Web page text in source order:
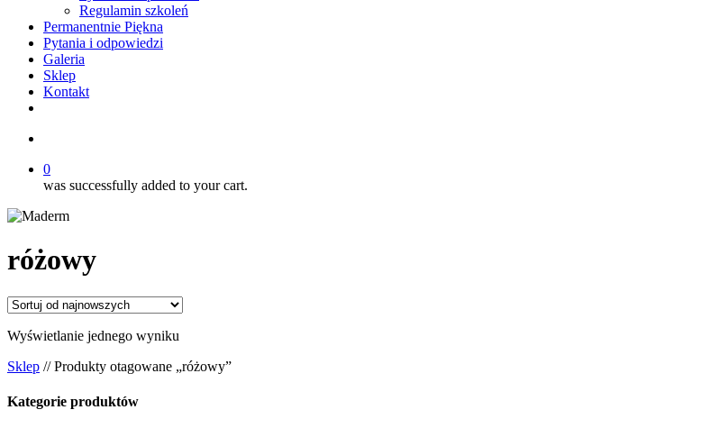
Regulamin szkoleń
Permanentnie Piękna
Pytania i odpowiedzi
Galeria
Sklep
Kontakt
0
was successfully added to your cart.
różowy
Wyświetlanie jednego wyniku
Sklep // Produkty otagowane „różowy”
Kategorie produktów